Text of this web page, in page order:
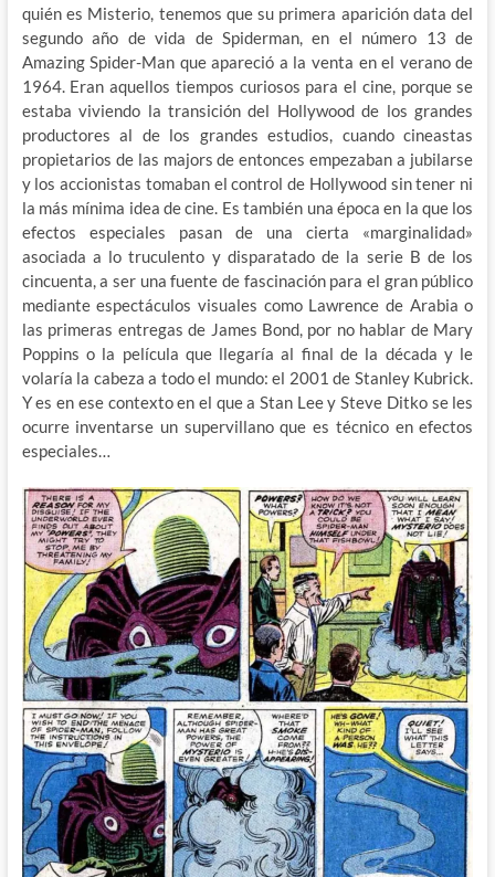
quién es Misterio, tenemos que su primera aparición data del
segundo año de vida de Spiderman, en el número 13 de
Amazing Spider-Man que apareció a la venta en el verano de
1964. Eran aquellos tiempos curiosos para el cine, porque se
estaba viviendo la transición del Hollywood de los grandes
productores al de los grandes estudios, cuando cineastas
propietarios de las majors de entonces empezaban a jubilarse
y los accionistas tomaban el control de Hollywood sin tener ni
la más mínima idea de cine. Es también una época en la que los
efectos especiales pasan de una cierta «marginalidad»
asociada a lo truculento y disparatado de la serie B de los
cincuenta, a ser una fuente de fascinación para el gran público
mediante espectáculos visuales como Lawrence de Arabia o
las primeras entregas de James Bond, por no hablar de Mary
Poppins o la película que llegaría al final de la década y le
volaría la cabeza a todo el mundo: el 2001 de Stanley Kubrick.
Y es en ese contexto en el que a Stan Lee y Steve Ditko se les
ocurre inventarse un supervillano que es técnico en efectos
especiales…